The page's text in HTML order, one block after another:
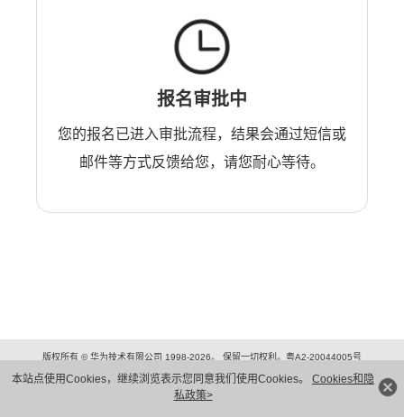
本站点使用Cookies，继续浏览表示您同意我们使用Cookies。 Cookies和隐
私政策>
报名审批中
您的报名已进入审批流程，结果会通过短信或
邮件等方式反馈给您，请您耐心等待。
版权所有 © 华为技术有限公司 1998-2026。 保留一切权利。粤A2-20044005号
隐私保护
法律声明